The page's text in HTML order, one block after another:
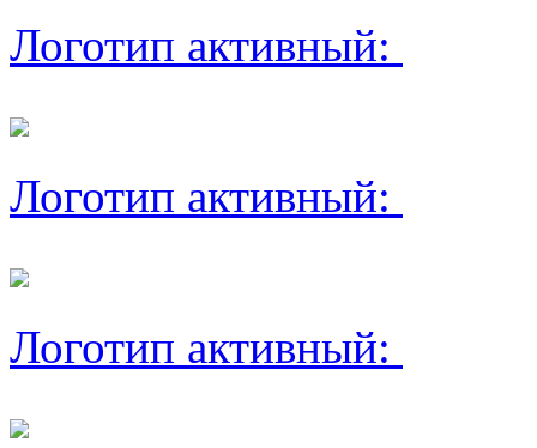
Логотип активный:
Логотип активный:
Логотип активный: